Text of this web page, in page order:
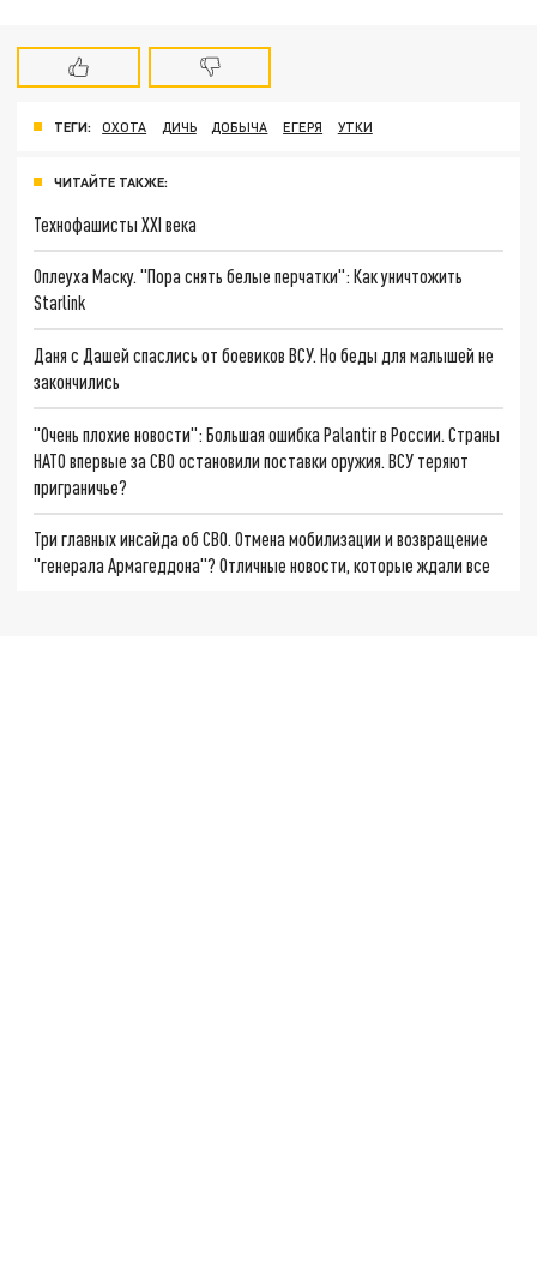
ТЕГИ: ОХОТА ДИЧЬ ДОБЫЧА ЕГЕРЯ УТКИ
ЧИТАЙТЕ ТАКЖЕ:
Технофашисты XXI века
Оплеуха Маску. "Пора снять белые перчатки": Как уничтожить
Starlink
Даня с Дашей спаслись от боевиков ВСУ. Но беды для малышей не
закончились
"Очень плохие новости": Большая ошибка Palantir в России. Страны
НАТО впервые за СВО остановили поставки оружия. ВСУ теряют
приграничье?
Три главных инсайда об СВО. Отмена мобилизации и возвращение
"генерала Армагеддона"? Отличные новости, которые ждали все